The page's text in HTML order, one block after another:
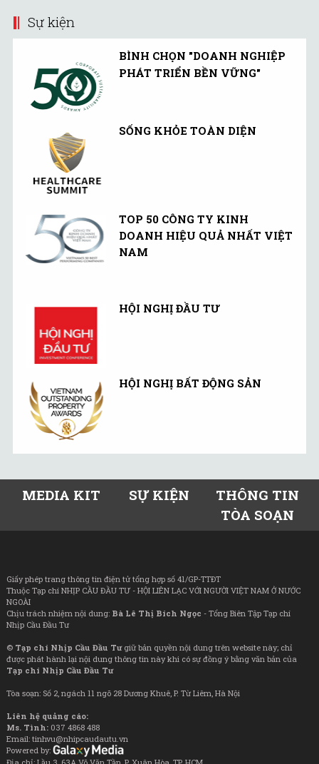
Sự kiện
BÌNH CHỌN "DOANH NGHIỆP
PHÁT TRIỂN BỀN VỮNG"
SỐNG KHỎE TOÀN DIỆN
TOP 50 CÔNG TY KINH
DOANH HIỆU QUẢ NHẤT VIỆT
NAM
HỘI NGHỊ ĐẦU TƯ
HỘI NGHỊ BẤT ĐỘNG SẢN
MEDIA KIT SỰ KIỆN
THÔNG TIN
TÒA SOẠN
Giấy phép trang thông tin điện tử tổng hợp số 41/GP-TTĐT
Thuộc Tạp chí NHỊP CẦU ĐẦU TƯ - HỘI LIÊN LẠC VỚI NGƯỜI VIỆT NAM Ở NƯỚC
NGOÀI
Chịu trách nhiệm nội dung: Bà Lê Thị Bích Ngọc - Tổng Biên Tập Tạp chí
Nhịp Cầu Đầu Tư
© Tạp chí Nhịp Cầu Đầu Tưgiữ bản quyền nội dung trên website này; chỉ
được phát hành lại nội dung thông tin này khi có sự đồng ý bằng văn bản của
Tạp chí Nhịp Cầu Đầu Tư
Tòa soạn: Số 2, ngách 11 ngõ 28 Dương Khuê, P. Từ Liêm, Hà Nội
Liên hệ quảng cáo:
Ms. Tình: 037 4868 488
Email: tinhvu@nhipcaudautu.vn
Powered by: